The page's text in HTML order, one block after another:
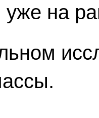
уже на